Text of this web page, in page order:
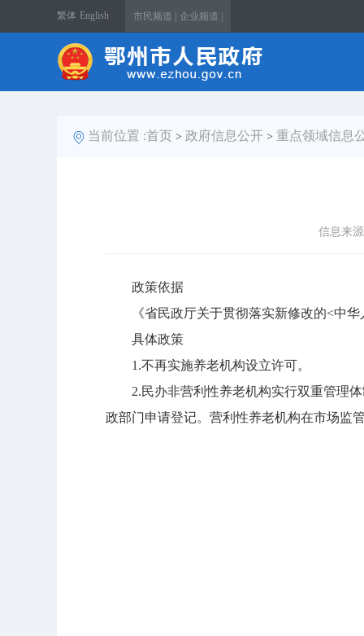
繁体 English 市民频道 | 企业频道 |
当前位置 :首页 > 政府信息公开 > 重点领域信息
信息来
政策依据
《省民政厅关于贯彻落实新修改的<中华
具体政策
1.不再实施养老机构设立许可。
2.民办非营利性养老机构实行双重管理体
政部门申请登记。营利性养老机构在市场监